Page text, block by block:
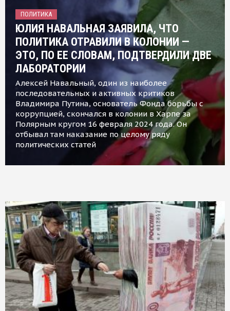
ПОЛИТИКА
ЮЛИЯ НАВАЛЬНАЯ ЗАЯВИЛА, ЧТО
ПОЛИТИКА ОТРАВИЛИ В КОЛОНИИ —
ЭТО, ПО ЕЕ СЛОВАМ, ПОДТВЕРДИЛИ ДВЕ
ЛАБОРАТОРИИ
Алексей Навальный, один из наиболее
последовательных и активных критиков
Владимира Путина, основатель Фонда борьбы с
коррупцией, скончался в колонии в Харпе за
Полярным кругом 16 февраля 2024 года. Он
отбывал там наказание по целому ряду
политических статей